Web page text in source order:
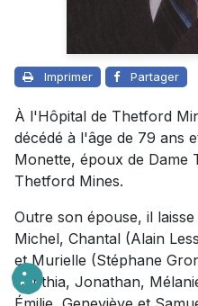
Imprimer Partager
À l'Hôpital de Thetford
décédé à l'âge de 79 ans
Monette, époux de Dame
Thetford Mines.
Outre son épouse, il
Michel, Chantal (Alain
et Murielle (Stéphane
Cynthia, Jonathan,